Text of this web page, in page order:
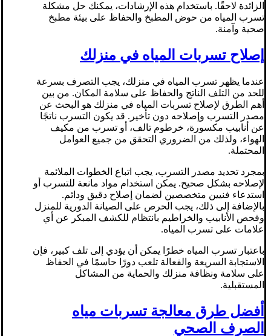
الزائدة لاحقًا. باستخدام هذه الإرشادات، يمكنك حل مشكلة
تسرب المياه من حوض المطبخ والحفاظ على بيئة مطبخ
صحية وآمنة.
إصلاح تسربات المياه في منزلك
عندما يظهر تسرب المياه في منزلك، يجب التصرف بسرعة
للحد من التلف الناتج والحفاظ على سلامة المكان. من بين
أهم الطرق لإصلاح تسربات المياه في منزلك هو البحث عن
مصدر التسرب وإصلاحه دون تأخير. قد يكون التسرب ناتجًا
عن أنابيب مكسورة، خرطوم تالف، أو تسرب من مكيف
الهواء، ولذلك من الضروري التحقق من جميع العوامل
المحتملة.
بمجرد تحديد مصدر التسرب، يجب اتباع الخطوات الملائمة
لإصلاحه بشكل صحيح. يمكن استخدام مواد مانعة للتسرب أو
استدعاء فنيين متخصصين لضمان إصلاح دقيق ودائم.
بالإضافة إلى ذلك، يجب الحرص على الصيانة الدورية للمنزل
وفحص الأنابيب والخراطيم بانتظام للكشف المبكر عن أي
علامات على تسرب المياه.
باعتبار تسرب المياه خطرًا يمكن أن يؤدي إلى تلف كبير، فإن
الاستجابة السريعة والفعالة تلعب دورًا حاسمًا في الحفاظ
على سلامة ونظافة منزلك والحماية من المشاكل
المستقبلية.
أفضل طرق معالجة تسربات مياه
الصرف الصحي